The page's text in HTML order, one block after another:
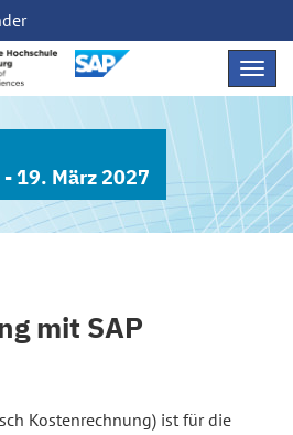
19. März 2027
mit SAP
Kostenrechnung) ist für die